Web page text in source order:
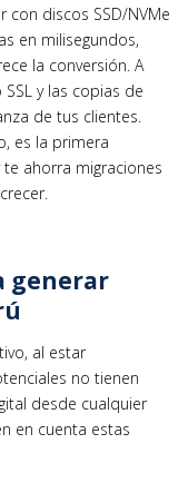
con discos SSD/NVMe
en milisegundos,
la conversión. A
y las copias de
de tus clientes.
es la primera
ahorra migraciones
generar
al estar
no tienen
desde cualquier
en cuenta estas